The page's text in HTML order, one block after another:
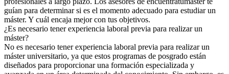
guían para determinar si es el momento adecuado para estudiar un
máster. Y cuál encaja mejor con tus objetivos.
¿Es necesario tener experiencia laboral previa para realizar un
máster?
No es necesario tener experiencia laboral previa para realizar un
máster universitario, ya que estos programas de posgrado están
diseñados para proporcionar una formación especializada y